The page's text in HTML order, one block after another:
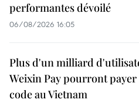
performantes dévoilé
06/08/2026 16:05
Plus d'un milliard
Weixin Pay pourront payer
code au Vietnam